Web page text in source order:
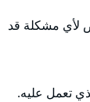
لأي مشكلة قد
تعمل عليه.